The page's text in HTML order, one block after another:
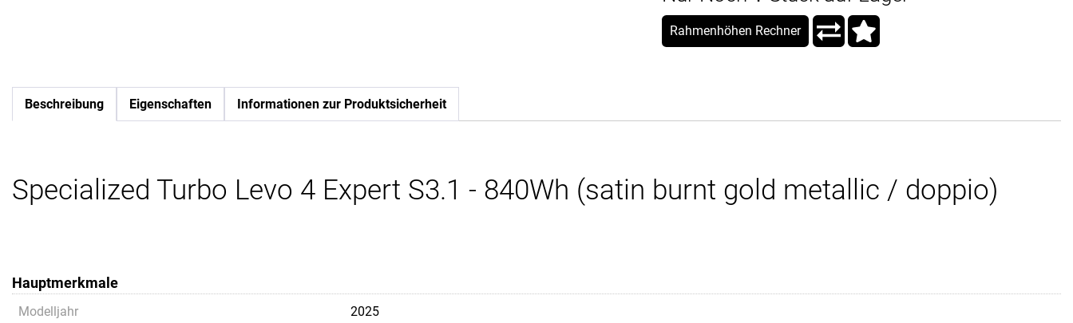
Rahmenhöhen Rechner
Beschreibung Eigenschaften Informationen zur Produktsicherheit
Specialized Turbo Levo 4 Expert S3.1 - 840Wh (satin burnt gold metallic / doppio)
Hauptmerkmale
Modelljahr 2025